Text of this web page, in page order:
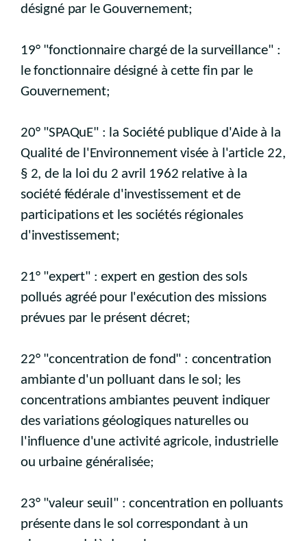
désigné par le Gouvernement;
19° "fonctionnaire chargé de la surveillance" :
le fonctionnaire désigné à cette fin par le
Gouvernement;
20° "SPAQuE" : la Société publique d'Aide à la
Qualité de l'Environnement visée à l'article 22,
§ 2, de la loi du 2 avril 1962 relative à la
société fédérale d'investissement et de
participations et les sociétés régionales
d'investissement;
21° "expert" : expert en gestion des sols
pollués agréé pour l'exécution des missions
prévues par le présent décret;
22° "concentration de fond" : concentration
ambiante d'un polluant dans le sol; les
concentrations ambiantes peuvent indiquer
des variations géologiques naturelles ou
l'influence d'une activité agricole, industrielle
ou urbaine généralisée;
23° "valeur seuil" : concentration en polluants
présente dans le sol correspondant à un